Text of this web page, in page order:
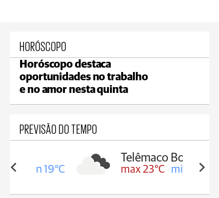
HORÓSCOPO
Horóscopo destaca
oportunidades no trabalho
e no amor nesta quinta
PREVISÃO DO TEMPO
19°C
Telêmaco Borba
max 23°C min 19°C